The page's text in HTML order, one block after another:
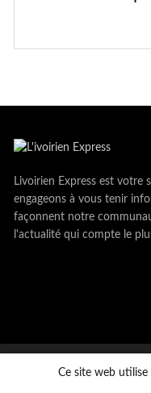
Livoirien Express est
engageons à vous tenir
façonnent notre
l'actualité qui compte le
Copyright © LivoirienExpress
Ce site web